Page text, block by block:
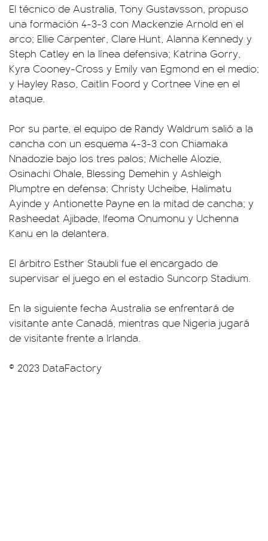
El técnico de Australia, Tony Gustavsson, propuso
una formación 4-3-3 con Mackenzie Arnold en el
arco; Ellie Carpenter, Clare Hunt, Alanna Kennedy y
Steph Catley en la línea defensiva; Katrina Gorry,
Kyra Cooney-Cross y Emily van Egmond en el medio;
y Hayley Raso, Caitlin Foord y Cortnee Vine en el
ataque.
Por su parte, el equipo de Randy Waldrum salió a la
cancha con un esquema 4-3-3 con Chiamaka
Nnadozie bajo los tres palos; Michelle Alozie,
Osinachi Ohale, Blessing Demehin y Ashleigh
Plumptre en defensa; Christy Ucheibe, Halimatu
Ayinde y Antionette Payne en la mitad de cancha; y
Rasheedat Ajibade, Ifeoma Onumonu y Uchenna
Kanu en la delantera.
El árbitro Esther Staubli fue el encargado de
supervisar el juego en el estadio Suncorp Stadium.
En la siguiente fecha Australia se enfrentará de
visitante ante Canadá, mientras que Nigeria jugará
de visitante frente a Irlanda.
© 2023 DataFactory